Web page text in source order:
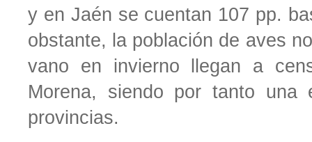
y en Jaén se cuentan 107 pp.
obstante, la población de aves
vano en invierno llegan a
Morena, siendo por tanto
provincias.